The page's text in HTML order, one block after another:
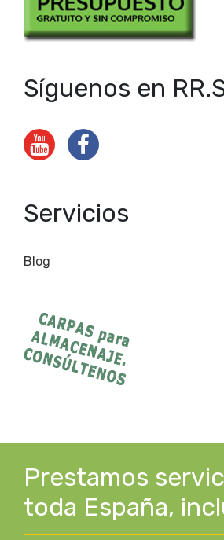
Síguenos en
Servicios
Blog
Prestamos
toda España,